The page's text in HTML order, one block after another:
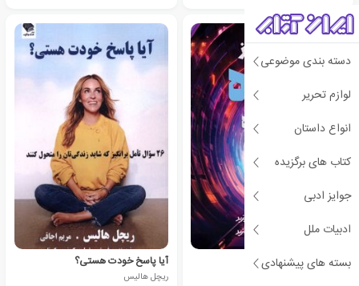
دسته بندی موضوعی
لوازم تحریر
انواع داستان
کتاب های برگزیده
جوایز ادبی
ادبیات ملل
بسته های پیشنهادی
هیچ‌کس از آینده خبر نداره آیا پاسخ خودت هستی؟
ریچل هالیس